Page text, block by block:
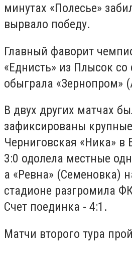
минутах «Полесье»
вырвало победу.
Главный фаворит
«Еднисть» из Плысок со
обыграла «Зернопром»
В двух других матчах
зафиксированы
Черниговская «Ника» в
3:0 одолела местные
а «Ревна» (Семеновка)
стадионе разгромила
Счет поединка - 4:1.
Матчи второго тура